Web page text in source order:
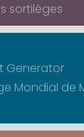
sortilèges
Generator
Mondial de